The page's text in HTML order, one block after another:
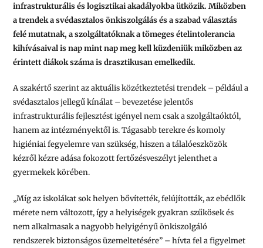
infrastrukturális és logisztikai akadályokba ütközik. Miközben
a trendek a svédasztalos önkiszolgálás és a szabad választás
felé mutatnak, a szolgáltatóknak a tömeges ételintolerancia
kihívásaival is nap mint nap meg kell küzdeniük miközben az
érintett diákok száma is drasztikusan emelkedik.
A szakértő szerint az aktuális közétkeztetési trendek – például a
svédasztalos jellegű kínálat – bevezetése jelentős
infrastrukturális fejlesztést igényel nem csak a szolgáltaóktól,
hanem az intézményektől is. Tágasabb terekre és komoly
higiéniai fegyelemre van szükség, hiszen a tálalóeszközök
kézről kézre adása fokozott fertőzésveszélyt jelenthet a
gyermekek körében.
„Míg az iskolákat sok helyen bővítették, felújították, az ebédlők
mérete nem változott, így a helyiségek gyakran szűkösek és
nem alkalmasak a nagyobb helyigényű önkiszolgáló
rendszerek biztonságos üzemeltetésére” – hívta fel a figyelmet